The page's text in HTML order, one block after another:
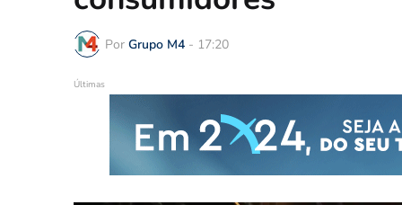
Por Grupo M4 - 17:20
Últimas